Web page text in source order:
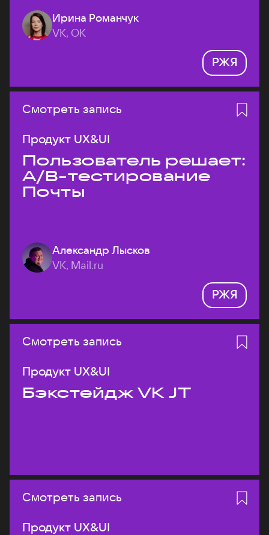
Ирина Романчук
VK, ОК
РЖЯ
Смотреть запись
Продукт UX&UI
Пользователь решает:
A/B-тестирование
Почты
Александр Лысков
VK, Mail.ru
РЖЯ
Смотреть запись
Продукт UX&UI
Бэкстейдж VK JT
Смотреть запись
Продукт UX&UI